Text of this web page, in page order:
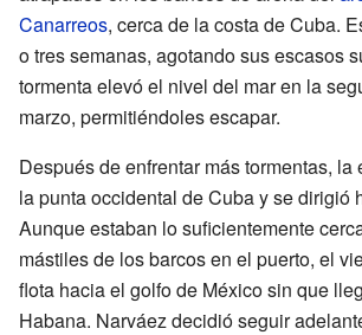
Canarreos, cerca de la costa de Cuba.
o tres semanas, agotando sus escasos
tormenta elevó el nivel del mar en la
marzo, permitiéndoles escapar.
Después de enfrentar más tormentas,
la punta occidental de Cuba y se dirigió
Aunque estaban lo suficientemente
mástiles de los barcos en el puerto, el
flota hacia el golfo de México sin que
Habana. Narváez decidió seguir